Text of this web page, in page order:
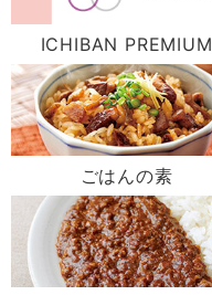
ICHIBAN PREMIUM
ごはんの素